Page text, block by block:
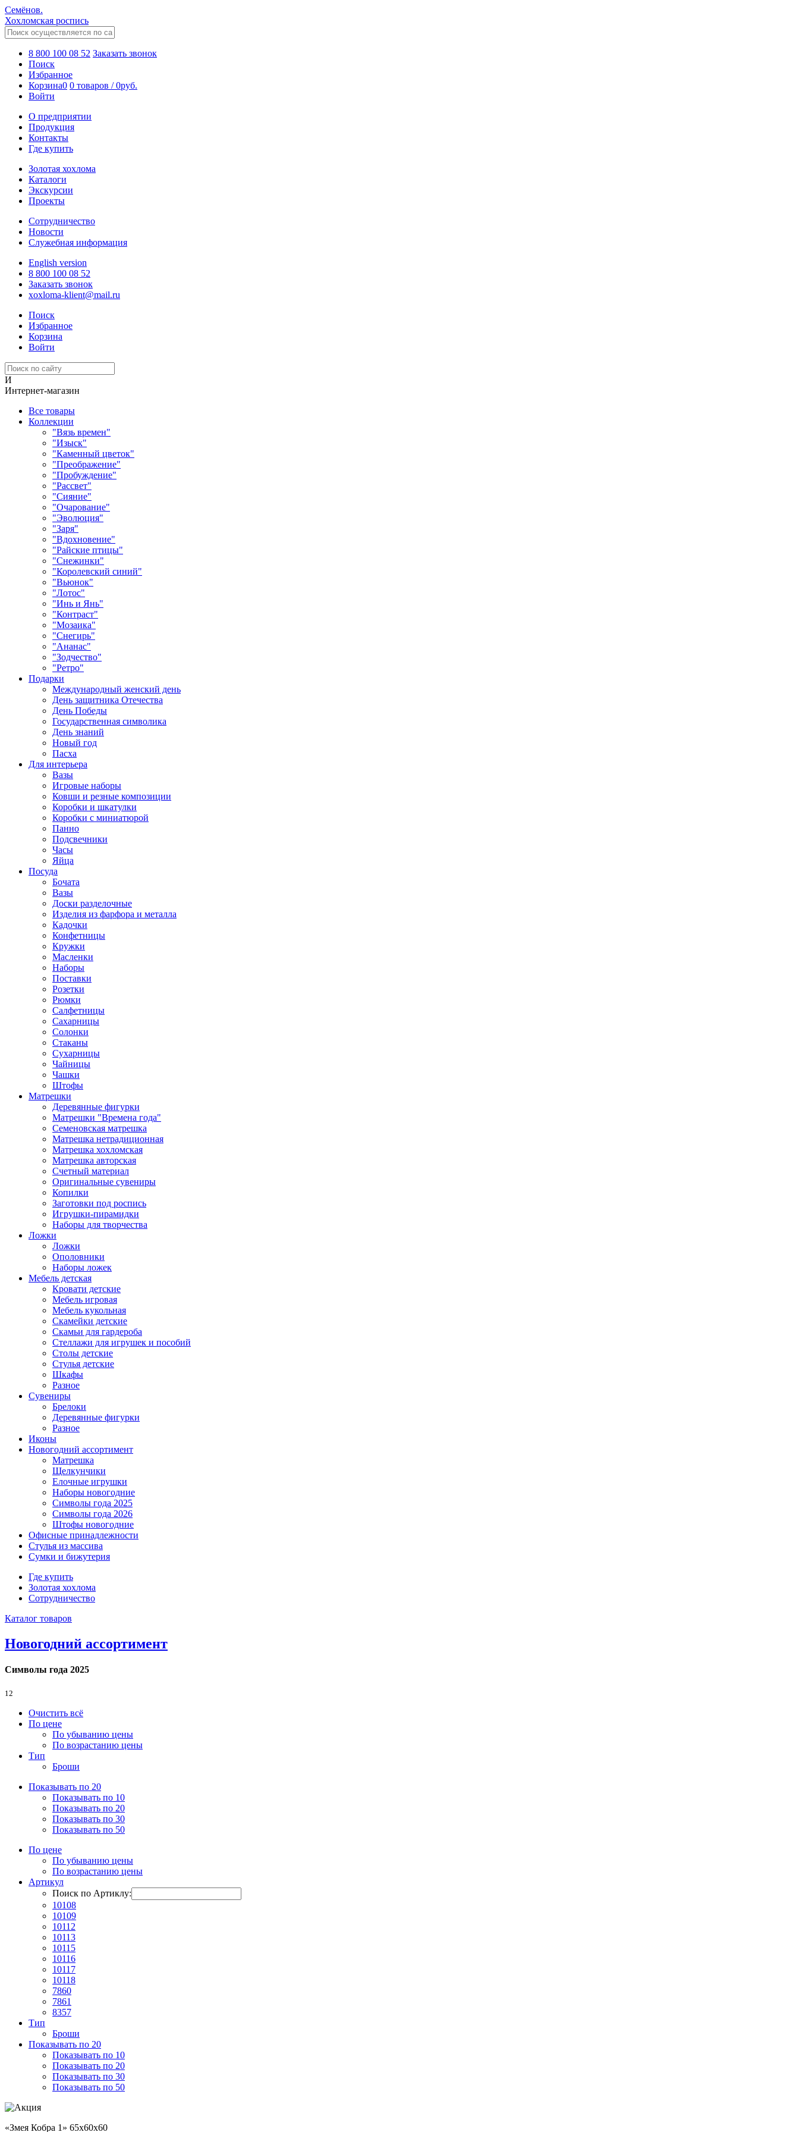
Семёнов.
Хохломская роспись
8 800 100 08 52 Заказать звонок
Поиск
Избранное
Корзина0 0 товаров /0руб.
Войти
О предприятии
Продукция
Контакты
Где купить
Золотая хохлома
Каталоги
Экскурсии
Проекты
Сотрудничество
Новости
Служебная информация
English version
8 800 100 08 52
Заказать звонок
xoxloma-klient@mail.ru
Поиск
Избранное
Корзина
Войти
И
Интернет-магазин
Все товары
Коллекции
"Вязь времен"
"Изыск"
"Каменный цветок"
"Преображение"
"Пробуждение"
"Рассвет"
"Сияние"
"Очарование"
"Эволюция"
"Заря"
"Вдохновение"
"Райские птицы"
"Снежинки"
"Королевский синий"
"Вьюнок"
"Лотос"
"Инь и Янь"
"Контраст"
"Мозаика"
"Снегирь"
"Ананас"
"Зодчество"
"Ретро"
Подарки
Международный женский день
День защитника Отечества
День Победы
Государственная символика
День знаний
Новый год
Пасха
Для интерьера
Вазы
Игровые наборы
Ковши и резные композиции
Коробки и шкатулки
Коробки с миниатюрой
Панно
Подсвечники
Часы
Яйца
Посуда
Бочата
Вазы
Доски разделочные
Изделия из фарфора и металла
Кадочки
Конфетницы
Кружки
Масленки
Наборы
Поставки
Розетки
Рюмки
Салфетницы
Сахарницы
Солонки
Стаканы
Сухарницы
Чайницы
Чашки
Штофы
Матрешки
Деревянные фигурки
Матрешки "Времена года"
Семеновская матрешка
Матрешка нетрадиционная
Матрешка хохломская
Матрешка авторская
Счетный материал
Оригинальные сувениры
Копилки
Заготовки под роспись
Игрушки-пирамидки
Наборы для творчества
Ложки
Ложки
Ополовники
Наборы ложек
Мебель детская
Кровати детские
Мебель игровая
Мебель кукольная
Скамейки детские
Скамьи для гардероба
Стеллажи для игрушек и пособий
Столы детские
Стулья детские
Шкафы
Разное
Сувениры
Брелоки
Деревянные фигурки
Разное
Иконы
Новогодний ассортимент
Матрешка
Щелкунчики
Елочные игрушки
Наборы новогодние
Символы года 2025
Символы года 2026
Штофы новогодние
Офисные принадлежности
Стулья из массива
Сумки и бижутерия
Где купить
Золотая хохлома
Сотрудничество
Каталог товаров
Новогодний ассортимент
Символы года 2025
12
Очистить всё
По цене
По убыванию цены
По возрастанию цены
Тип
Броши
Показывать по 20
Показывать по 10
Показывать по 20
Показывать по 30
Показывать по 50
По цене
По убыванию цены
По возрастанию цены
Артикул
Поиск по Артиклу:
10108
10109
10112
10113
10115
10116
10117
10118
7860
7861
8357
Тип
Броши
Показывать по 20
Показывать по 10
Показывать по 20
Показывать по 30
Показывать по 50
«Змея Кобра 1» 65х60х60